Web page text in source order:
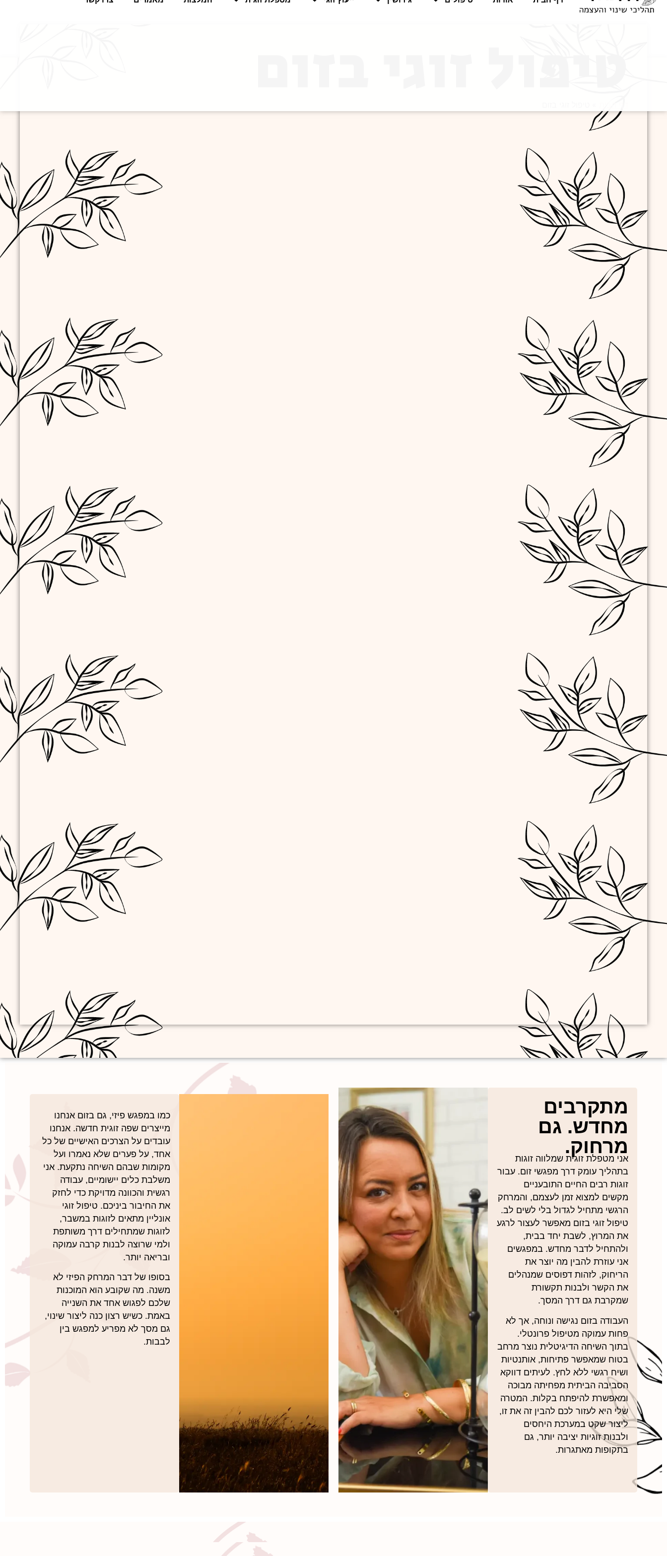
מתקרבים
מחדש. גם
מרחוק.
אני מטפלת זוגית שמלווה זוגות
בתהליך עומק דרך מפגשי זום. עבור
זוגות רבים החיים התובעניים
מקשים למצוא זמן לעצמם, והמרחק
הרגשי מתחיל לגדול בלי לשים לב.
טיפול זוגי בזום מאפשר לעצור לרגע
את המרוץ, לשבת יחד בבית,
ולהתחיל לדבר מחדש. במפגשים
אני עוזרת להבין מה יוצר את
הריחוק, לזהות דפוסים שמנהלים
את הקשר ולבנות תקשורת
שמקרבת גם דרך המסך.
העבודה בזום נגישה ונוחה, אך לא
פחות עמוקה מטיפול פרונטלי.
בתוך השיחה הדיגיטלית נוצר מרחב
בטוח שמאפשר פתיחות, אותנטיות
ושיח רגשי ללא לחץ. לעיתים דווקא
הסביבה הביתית מפחיתה מבוכה
ומאפשרת להיפתח בקלות. המטרה
שלי היא לעזור לכם להבין זה את זו,
ליצור שקט במערכת היחסים
ולבנות זוגיות יציבה יותר, גם
בתקופות מאתגרות.
כמו במפגש פיזי, גם בזום אנחנו
מייצרים שפה זוגית חדשה. אנחנו
עובדים על הצרכים האישיים של כל
אחד, על פערים שלא נאמרו ועל
מקומות שבהם השיחה נתקעת. אני
משלבת כלים יישומיים, עבודה
רגשית והכוונה מדויקת כדי לחזק
את החיבור ביניכם. טיפול זוגי
אונליין מתאים לזוגות במשבר,
לזוגות שמתחילים דרך משותפת
ולמי שרוצה לבנות קרבה עמוקה
ובריאה יותר.
בסופו של דבר המרחק הפיזי לא
משנה. מה שקובע הוא המוכנות
שלכם לפגוש אחד את השנייה
באמת. כשיש רצון כנה ליצור שינוי,
גם מסך לא מפריע למפגש בין
לבבות.